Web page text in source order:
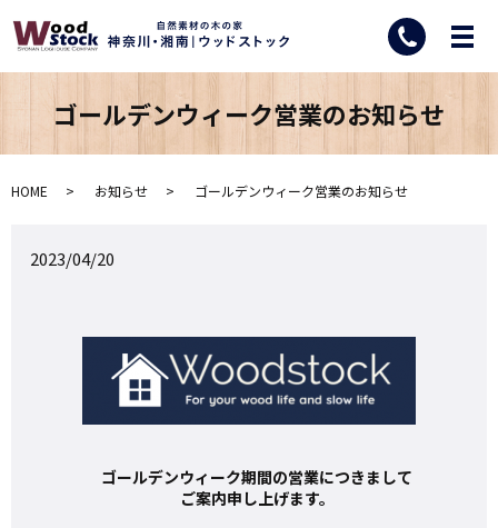
ゴールデンウィーク営業のお知らせ
HOME お知らせ ゴールデンウィーク営業のお知らせ
2023/04/20
ゴールデンウィーク期間の営業につきまして
ご案内申し上げます。